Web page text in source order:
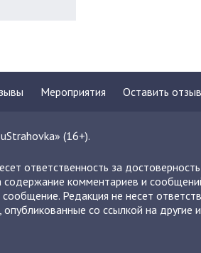
Мероприятия Оставить отзыв
(16+).
ответственность за
содержание комментариев и
Редакция не несет
со ссылкой на другие